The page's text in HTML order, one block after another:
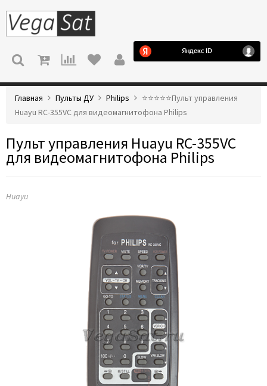
МЕНЮ
Главная Пульты ДУ Philips
⭐️⭐️⭐️⭐️⭐️Пульт управления
Huayu RC-355VC для видеомагнитофона Philips
Пульт управления Huayu RC-355VC
для видеомагнитофона Philips
Huayu